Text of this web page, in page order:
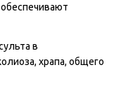
в
храпа, общего